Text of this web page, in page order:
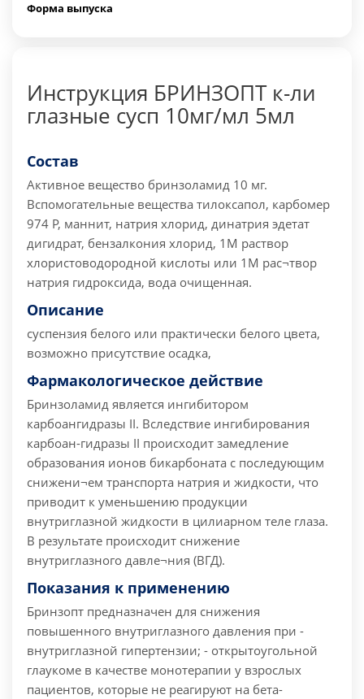
Форма выпуска
Инструкция БРИНЗОПТ к-ли
глазные сусп 10мг/мл 5мл
Состав
Активное вещество бринзоламид 10 мг.
Вспомогательные вещества тилоксапол, карбомер
974 Р, маннит, натрия хлорид, динатрия эдетат
дигидрат, бензалкония хлорид, 1М раствор
хлористоводородной кислоты или 1М рас¬твор
натрия гидроксида, вода очищенная.
Описание
суспензия белого или практически белого цвета,
возможно присутствие осадка,
Фармакологическое действие
Бринзоламид является ингибитором
карбоангидразы II. Вследствие ингибирования
карбоан-гидразы II происходит замедление
образования ионов бикарбоната с последующим
снижени¬ем транспорта натрия и жидкости, что
приводит к уменьшению продукции
внутриглазной жидкости в цилиарном теле глаза.
В результате происходит снижение
внутриглазного давле¬ния (ВГД).
Показания к применению
Бринзопт предназначен для снижения
повышенного внутриглазного давления при -
внутриглазной гипертензии; - открытоугольной
глаукоме в качестве монотерапии у взрослых
пациентов, которые не реагируют на бета-